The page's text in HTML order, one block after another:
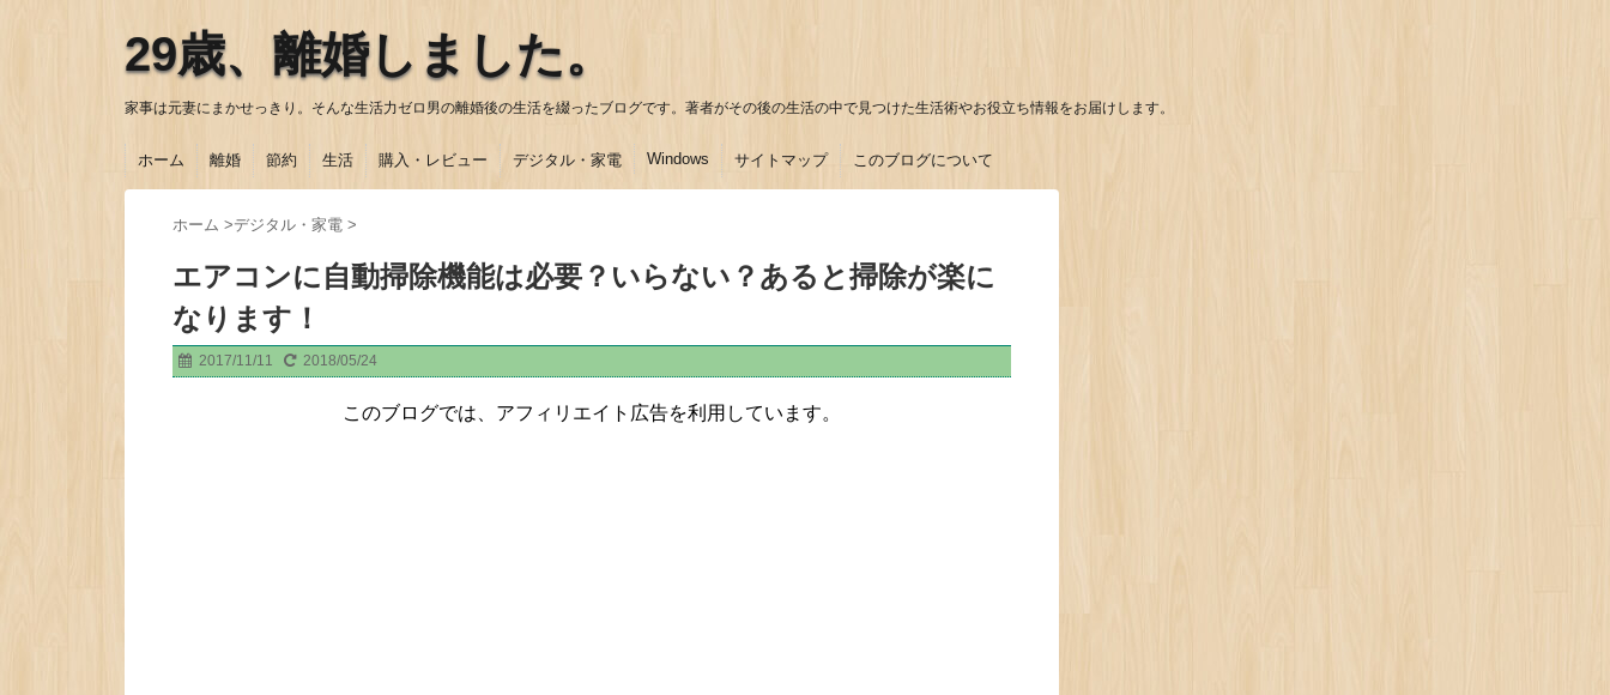
29歳、離婚しました。
家事は元妻にまかせっきり。そんな生活力ゼロ男の離婚後の生活を綴ったブログです。著者がその後の生活の中で見つけた生活術やお役立ち情報をお届けします。
ホーム 離婚 節約 生活 購入・レビュー デジタル・家電 Windows サイトマップ このブログについて
ホーム >デジタル・家電 >
エアコンに自動掃除機能は必要？いらない？あると掃除が楽に
なります！
2017/11/11 2018/05/24
このブログでは、アフィリエイト広告を利用しています。